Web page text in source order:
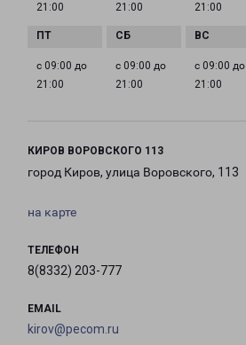
21:00
21:00
21:00
с 09:00 до
21:00
с 09:00 до
21:00
с 09:00 до
21:00
КИРОВ ВОРОВСКОГО 113
город Киров, улица Воровского, 113
на карте
ТЕЛЕФОН
8(8332) 203-777
EMAIL
kirov@pecom.ru